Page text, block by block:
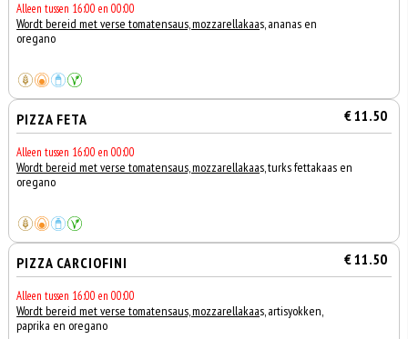
Alleen tussen 16:00 en 00:00
Wordt bereid met verse tomatensaus, mozzarellakaas, ananas en
oregano
PIZZA FETA € 11.50
Alleen tussen 16:00 en 00:00
Wordt bereid met verse tomatensaus, mozzarellakaas, turks fettakaas en
oregano
PIZZA CARCIOFINI € 11.50
Alleen tussen 16:00 en 00:00
Wordt bereid met verse tomatensaus, mozzarellakaas, artisyokken,
paprika en oregano